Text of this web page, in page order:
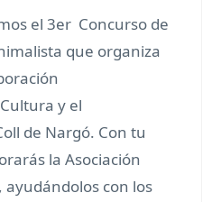
el 3er Concurso de
que organiza
y el
de Nargó. Con tu
la Asociación
ayudándolos con los